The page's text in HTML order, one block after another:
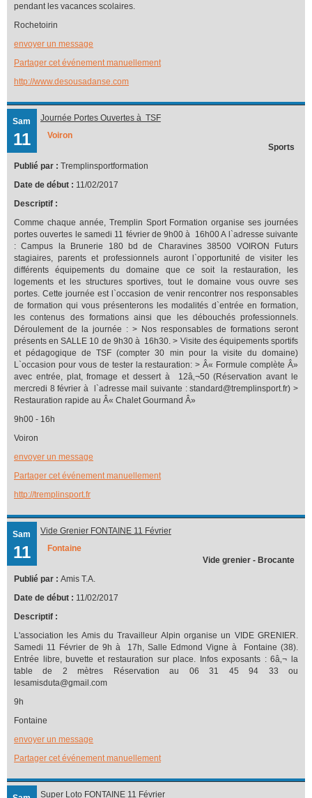
pendant les vacances scolaires.
Rochetoirin
envoyer un message
Partager cet événement manuellement
http://www.desousadanse.com
Sam
11
Journée Portes Ouvertes à TSF
Voiron
Sports
Publié par : Tremplinsportformation
Date de début : 11/02/2017
Descriptif :
Comme chaque année, Tremplin Sport Formation organise ses journées
portes ouvertes le samedi 11 février de 9h00 à 16h00 A l`adresse suivante
: Campus la Brunerie 180 bd de Charavines 38500 VOIRON Futurs
stagiaires, parents et professionnels auront l`opportunité de visiter les
différents équipements du domaine que ce soit la restauration, les
logements et les structures sportives, tout le domaine vous ouvre ses
portes. Cette journée est l`occasion de venir rencontrer nos responsables
de formation qui vous présenterons les modalités d`entrée en formation,
les contenus des formations ainsi que les débouchés professionnels.
Déroulement de la journée : > Nos responsables de formations seront
présents en SALLE 10 de 9h30 à 16h30. > Visite des équipements sportifs
et pédagogique de TSF (compter 30 min pour la visite du domaine)
L`occasion pour vous de tester la restauration: > Â« Formule complète Â»
avec entrée, plat, fromage et dessert à 12â‚¬50 (Réservation avant le
mercredi 8 février à l`adresse mail suivante : standard@tremplinsport.fr) >
Restauration rapide au Â« Chalet Gourmand Â»
9h00 - 16h
Voiron
envoyer un message
Partager cet événement manuellement
http://tremplinsport.fr
Sam
11
Vide Grenier FONTAINE 11 Février
Fontaine
Vide grenier - Brocante
Publié par : Amis T.A.
Date de début : 11/02/2017
Descriptif :
L'association les Amis du Travailleur Alpin organise un VIDE GRENIER.
Samedi 11 Février de 9h à 17h, Salle Edmond Vigne à Fontaine (38).
Entrée libre, buvette et restauration sur place. Infos exposants : 6â‚¬ la
table de 2 mètres Réservation au 06 31 45 94 33 ou
lesamisduta@gmail.com
9h
Fontaine
envoyer un message
Partager cet événement manuellement
Super Loto FONTAINE 11 Février